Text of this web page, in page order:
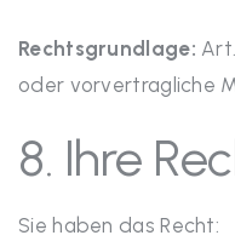
Rechtsgrundlage:
oder vorvertragliche
8. Ihre
Sie haben das Recht: